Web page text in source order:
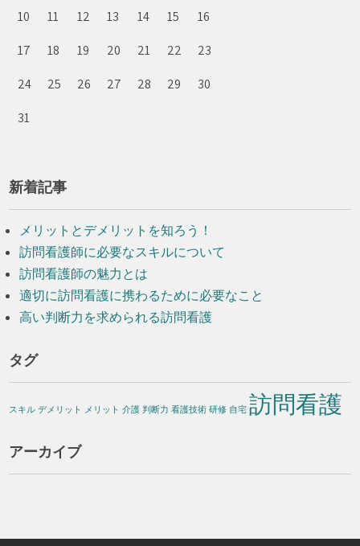
10
11 12 13 14 15
16
17
18 19 20 21 22
23
24
25 26 27 28 29
30
31
新着記事
メリットとデメリットを知ろう！
訪問看護師に必要なスキルについて
訪問看護師の魅力とは
適切に訪問看護に携わるために必要なこと
高い判断力を求められる訪問看護
タグ
スキル デメリット メリット 介護 判断力 看護技術 研修 自宅 訪問看護
アーカイブ